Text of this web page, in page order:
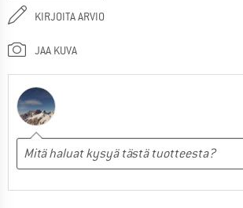
KIRJOITA ARVIO
JAA KUVA